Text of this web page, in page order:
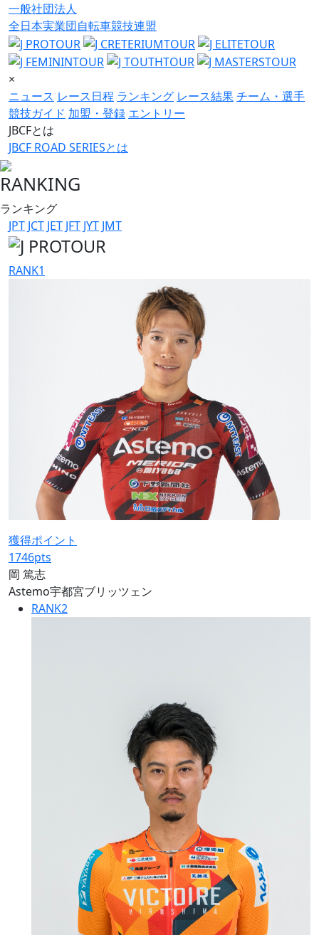
一般社団法人
全日本実業団自転車競技連盟
×
ニュース レース日程 ランキング レース結果チーム・選手
競技ガイド 加盟・登録 エントリー
JBCFとは
JBCF ROAD SERIESとは
RANKING
ランキング
JPT JCT JET JFT JYT JMT
RANK1
獲得ポイント
1746pts
岡 篤志
Astemo宇都宮ブリッツェン
RANK2